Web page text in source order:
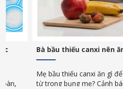
Bà bầu thiếu canxi nên ăn gì?
Mẹ bầu thiếu canxi ăn gì để con
từ trong bụng mẹ? Cảnh báo các